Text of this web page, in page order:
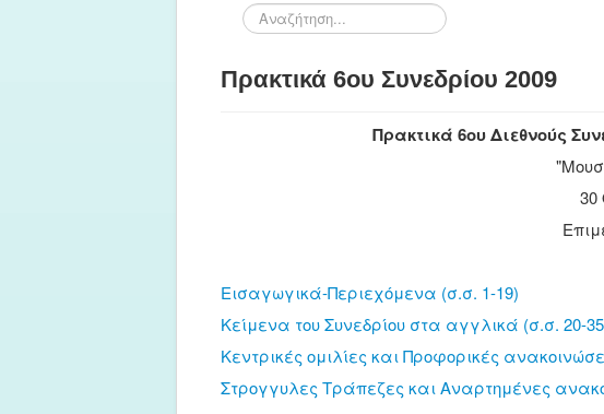
Αναζήτηση...
Πρακτικά 6ου Συνεδρίου 2009
Πρακτικά 6ου Διεθνούς
30
Εισαγωγικά-Περιεχόμενα (σ.σ. 1-19)
Κείμενα του Συνεδρίου στα αγγλικά (σ.σ. 20-
Κεντρικές ομιλίες και Προφορικές
Στρογγυλες Τράπεζες και Αναρτημένες